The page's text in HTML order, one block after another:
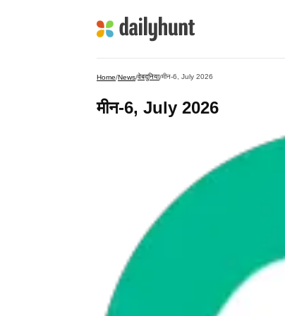
Home/News/वेबदुनिया/मीन-6, July 2026
मीन-6, July 2026